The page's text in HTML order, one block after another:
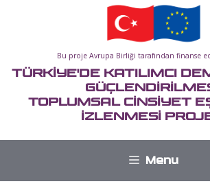
Bu proje Avrupa Birliği tarafından finanse
TÜRKİYE'DE KATILIMCI
TOPLUMSAL CİNSİYET
İZLENMESİ
Menu